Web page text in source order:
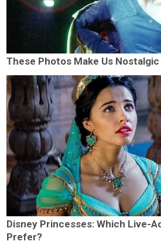
These Photos Make Us
Disney Princesses: Which Live-
Prefer?